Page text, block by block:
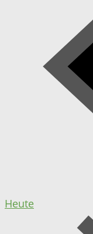
Heute